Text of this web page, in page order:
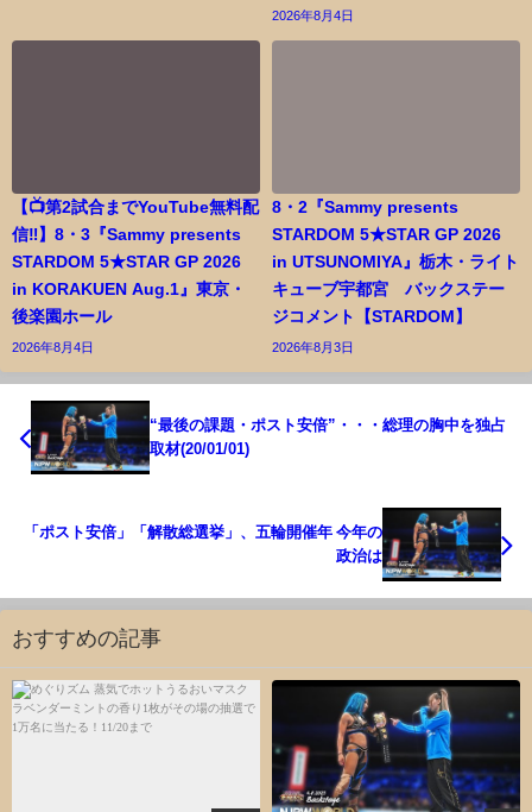
2026年8月4日
【📺第2試合までYouTube無料配
信‼️】8・3『Sammy presents
STARDOM 5★STAR GP 2026
in KORAKUEN Aug.1』東京・
後楽園ホール
2026年8月4日
8・2『Sammy presents
STARDOM 5★STAR GP 2026
in UTSUNOMIYA』栃木・ライト
キューブ宇都宮 バックステー
ジコメント【STARDOM】
2026年8月3日
“最後の課題・ポスト安倍”・・・総理の胸中を独占
取材(20/01/01)
「ポスト安倍」「解散総選挙」、五輪開催年 今年の
政治は
おすすめの記事